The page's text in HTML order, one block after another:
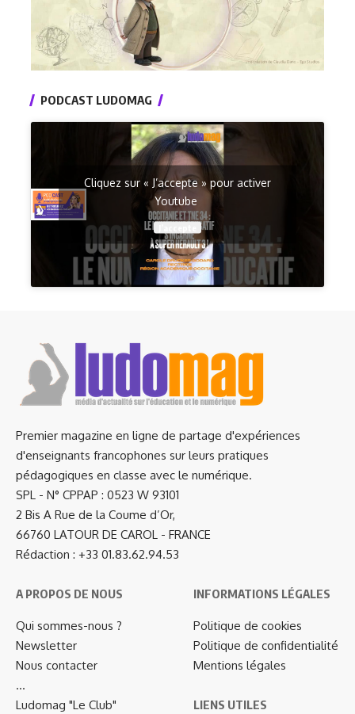
PODCAST LUDOMAG
Cliquez sur « J’accepte » pour activer
Youtube
Premier magazine en ligne de partage d'expériences
d'enseignants francophones sur leurs pratiques
pédagogiques en classe avec le numérique.
SPL - N° CPPAP : 0523 W 93101
2 Bis A Rue de la Coume d’Or,
66760 LATOUR DE CAROL - FRANCE
Rédaction : +33 01.83.62.94.53
A PROPOS DE NOUS
Qui sommes-nous ?
Newsletter
Nous contacter
…
Ludomag "Le Club"
INFORMATIONS LÉGALES
Politique de cookies
Politique de confidentialité
Mentions légales
LIENS UTILES